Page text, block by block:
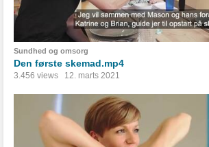
Sundhed og omsorg
Den første skemad.mp4
3.456 views 12. marts 2021